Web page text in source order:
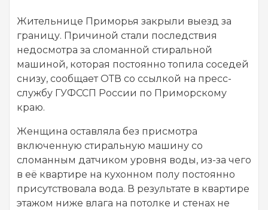
Жительнице Приморья закрыли выезд за
границу. Причиной стали последствия
недосмотра за сломанной стиральной
машиной, которая постоянно топила соседей
снизу, сообщает ОТВ со ссылкой на пресс-
службу ГУФССП России по Приморскому
краю.
Женщина оставляла без присмотра
включенную стиральную машину со
сломанным датчиком уровня воды, из-за чего
в её квартире на кухонном полу постоянно
присутствовала вода. В результате в квартире
этажом ниже влага на потолке и стенах не